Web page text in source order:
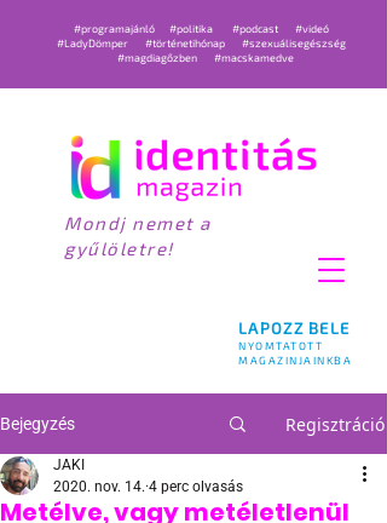
LAPOZZ BELE
NYOMTATOTT
MAGAZINJAINKBA
#programajánló #politika #podcast
#videó
#LadyDömper
#történetihónap
#szexuálisegészség
#magdiagőzben
#macskamedve
Mondj nemet a
gyűlöletre!
Bejegyzés Regisztráció
Metélve, vagy metéletlenül
JAKI
2020. nov. 14. 4 perc olvasás